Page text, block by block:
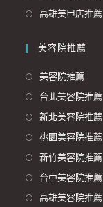
高雄美甲店推薦
美容院推薦
美容院推薦
台北美容院推薦
新北美容院推薦
桃園美容院推薦
新竹美容院推薦
台中美容院推薦
高雄美容院推薦